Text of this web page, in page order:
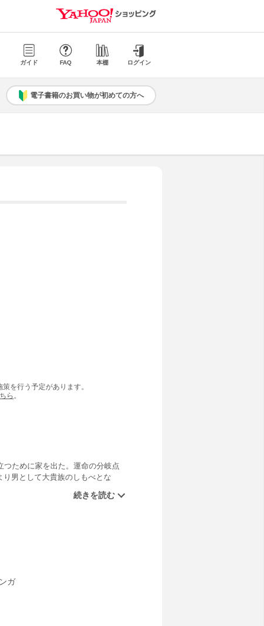
ガイド FAQ 本棚 ログイン
電子書籍のお買い物が初めての方へ
を行う予定があります。
ら 。
ために家を出た。運命の分岐点
男として大貴族のしもべとな
たとしてもキラには選択権はな
ガ